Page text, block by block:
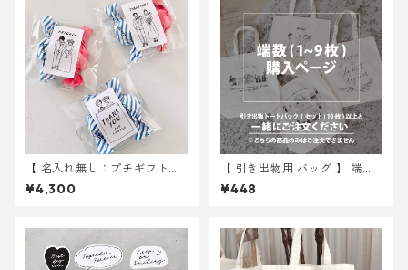
【 名入れ無し：プチギフト用
シール 】 イラスト 105枚入り
｜ 結婚式 ウェディング
¥4,300
【 引き出物用 バッグ 】 端数 (
1~9 枚 ) 分購入ページ
¥448